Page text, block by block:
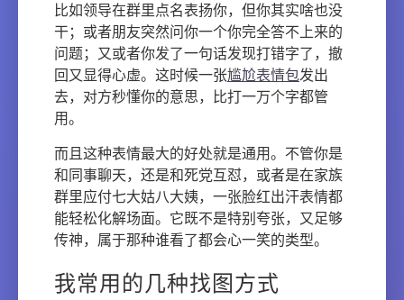
比如领导在群里点名表扬你，但你其实啥也没
干；或者朋友突然问你一个你完全答不上来的
问题；又或者你发了一句话发现打错字了，撤
回又显得心虚。这时候一张尴尬表情包发出
去，对方秒懂你的意思，比打一万个字都管
用。
而且这种表情最大的好处就是通用。不管你是
和同事聊天，还是和死党互怼，或者是在家族
群里应付七大姑八大姨，一张脸红出汗表情都
能轻松化解场面。它既不是特别夸张，又足够
传神，属于那种谁看了都会心一笑的类型。
我常用的几种找图方式